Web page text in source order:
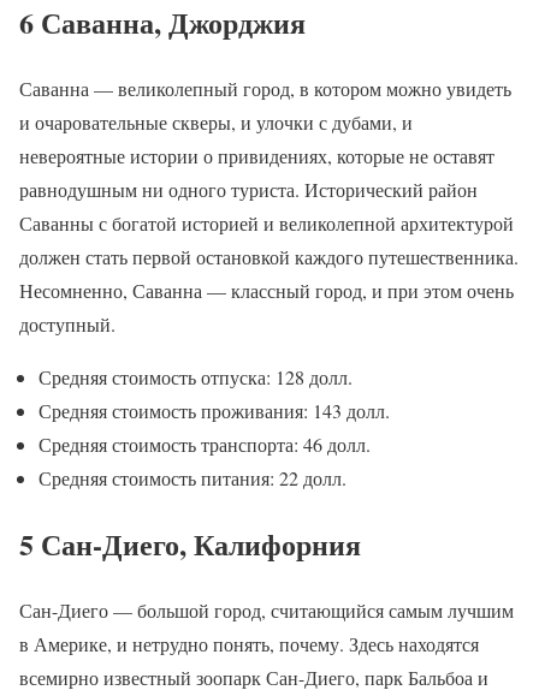
6 Саванна, Джорджия
Саванна — великолепный город, в котором можно увидеть
и очаровательные скверы, и улочки с дубами, и
невероятные истории о привидениях, которые не оставят
равнодушным ни одного туриста. Исторический район
Саванны с богатой историей и великолепной архитектурой
должен стать первой остановкой каждого путешественника.
Несомненно, Саванна — классный город, и при этом очень
доступный.
Средняя стоимость отпуска: 128 долл.
Средняя стоимость проживания: 143 долл.
Средняя стоимость транспорта: 46 долл.
Средняя стоимость питания: 22 долл.
5 Сан-Диего, Калифорния
Сан-Диего — большой город, считающийся самым лучшим
в Америке, и нетрудно понять, почему. Здесь находятся
всемирно известный зоопарк Сан-Диего, парк Бальбоа и